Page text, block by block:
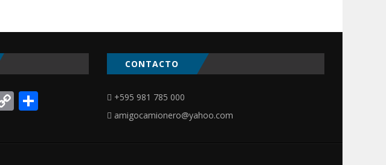
CopyCompartir
CONTACTO
+595 981 785 000
amigocamionero@yahoo.com